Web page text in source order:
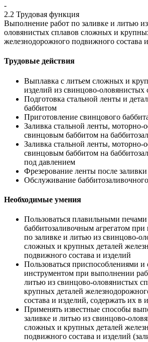
-
2.2 Трудовая функция
Выполнение работ по заливке и литью
оловянистых сплавов сложных и
железнодорожного подвижного состава
Трудовые действия
Выплавка с литьем сложных и
изделий из свинцово-оловянистых
Подготовка стальной ленты и
баббитом
Приготовление свинцового
Заливка стальной ленты,
свинцовым баббитом на
Заливка стальной ленты,
свинцовым баббитом на
под давлением
Фрезерование ленты после
Обслуживание баббитозаливочного
Необходимые умения
Пользоваться плавильными
баббитозаливочным агрегатом
по заливке и литью из свинцово-
сложных и крупных деталей
подвижного состава и изделий
Пользоваться приспособлениями
инструментом при выполнении
литью из свинцово-оловянистых
крупных деталей
состава и изделий, содержать их в
Применять известные способы
заливке и литью из свинцово-
сложных и крупных деталей
подвижного состава и изделий